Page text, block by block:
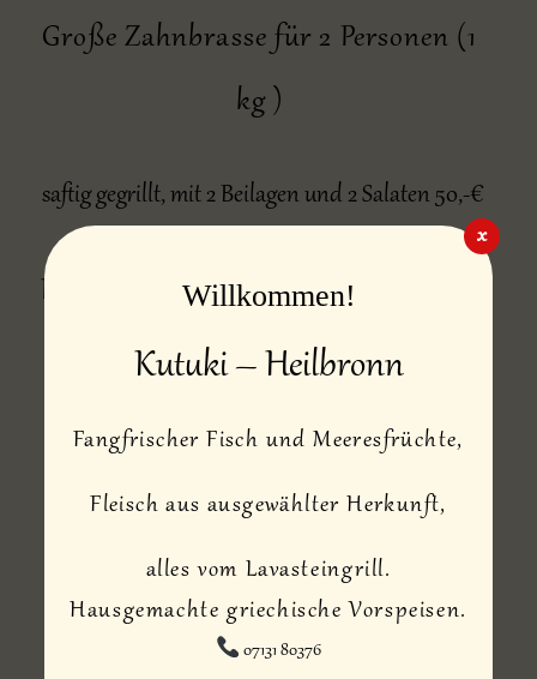
Große Zahnbrasse für 2 Personen (1
kg )
saftig gegrillt, mit 2 Beilagen und 2 Salaten 50,-€
Fischplatte für 2 Personen: Loup de mer,
Dorade Royale, Oktopus und Garnelen
mit 2 Beilagen und Salaten 46,-€
Willkommen!
Kutuki – Heilbronn
Fangfrischer Fisch und Meeresfrüchte,
Fleisch aus ausgewählter Herkunft,
alles vom Lavasteingrill.
Hausgemachte griechische Vorspeisen.
07131 80376
x